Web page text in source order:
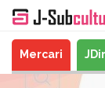
Mercari